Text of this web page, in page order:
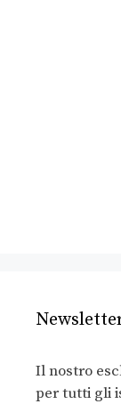
Il nostro
per tutti gli